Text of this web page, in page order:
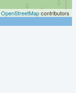
OpenStreetMapcontributors